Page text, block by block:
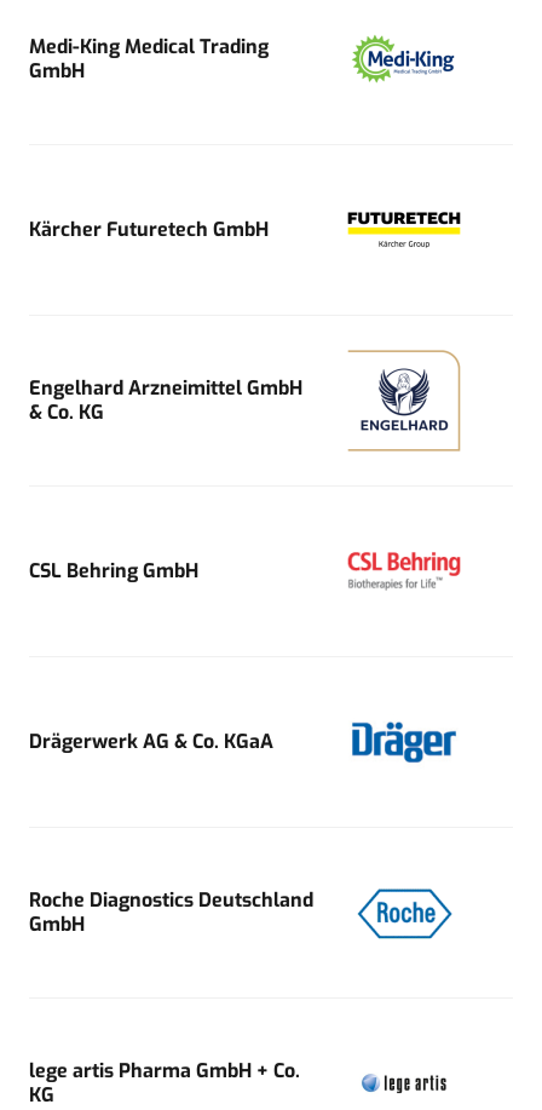
Medi-King Medical Trading
GmbH
Kärcher Futuretech GmbH
Engelhard Arzneimittel GmbH
& Co. KG
CSL Behring GmbH
Drägerwerk AG & Co. KGaA
Roche Diagnostics Deutschland
GmbH
lege artis Pharma GmbH + Co.
KG